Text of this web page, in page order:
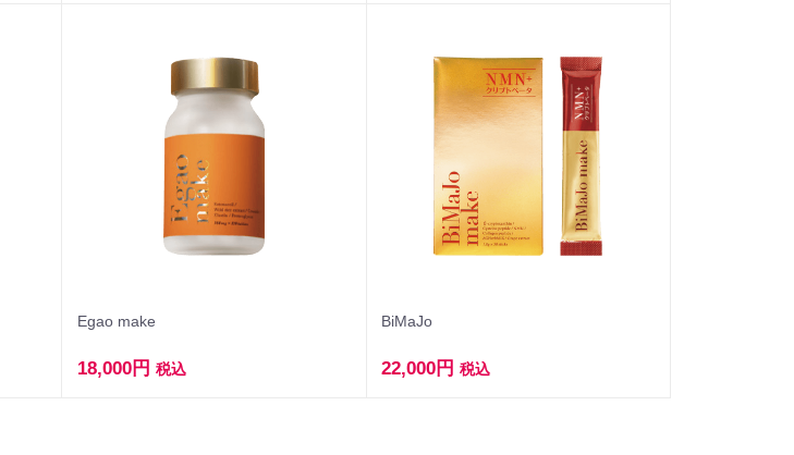
Egao make
18,000円 税込
BiMaJo
22,000円 税込